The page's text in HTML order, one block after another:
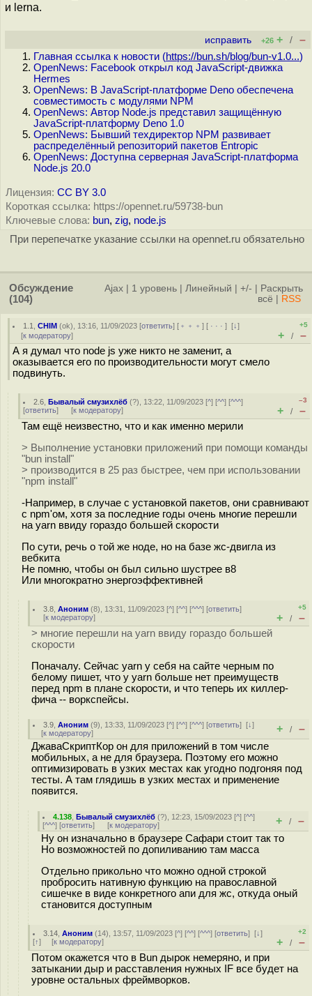
и lerna.
исправить +26 + / –
Главная ссылка к новости (https://bun.sh/blog/bun-v1.0...)
OpenNews: Facebook открыл код JavaScript-движка
Hermes
OpenNews: В JavaScript-платформе Deno обеспечена
совместимость с модулями NPM
OpenNews: Автор Node.js представил защищённую
JavaScript-платформу Deno 1.0
OpenNews: Бывший техдиректор NPM развивает
распределённый репозиторий пакетов Entropic
OpenNews: Доступна серверная JavaScript-платформа
Node.js 20.0
Лицензия: CC BY 3.0
Короткая ссылка: https://opennet.ru/59738-bun
Ключевые слова: bun, zig, node.js
При перепечатке указание ссылки на opennet.ru обязательно
Обсуждение
(104)
Ajax 1 уровень Линейный +/-
Раскрыть
всё
RSS
1.1 ,CHIM (ok), 13:16, 11/09/2023 [ответить] [ ﹢﹢﹢] [ · · ·][↓]
[к модератору]
+5
+ / –
А я думал что node js уже никто не заменит, а
оказывается его по производительности могут смело
подвинуть.
2.6 ,Бывалый смузихлёб (?), 13:22, 11/09/2023 [^] [^^] [^^^]
[ответить] [к модератору]
–3
+ / –
Там ещё неизвестно, что и как именно мерили
> Выполнение установки приложений при помощи команды
"bun install"
> производится в 25 раз быстрее, чем при использовании
"npm install"
-Например, в случае с установкой пакетов, они сравнивают
с npm'ом, хотя за последние годы очень многие перешли
на yarn ввиду гораздо большей скорости
По сути, речь о той же ноде, но на базе жс-двигла из
вебкита
Не помню, чтобы он был сильно шустрее в8
Или многократно энергоэффективней
3.8 ,Аноним (8), 13:31, 11/09/2023 [^] [^^] [^^^] [ответить]
[к модератору]
+5
+ / –
> многие перешли на yarn ввиду гораздо большей
скорости
Поначалу. Сейчас yarn у себя на сайте черным по
белому пишет, что у yarn больше нет преимуществ
перед npm в плане скорости, и что теперь их киллер-
фича -- воркспейсы.
3.9 ,Аноним (9), 13:33, 11/09/2023 [^] [^^] [^^^] [ответить][↓]
[к модератору] + / –
ДжаваСкриптКор он для приложений в том числе
мобильных, а не для браузера. Поэтому его можно
оптимизировать в узких местах как угодно подгоняя под
тесты. А там глядишь в узких местах и применение
появится.
4.138 ,Бывалый смузихлёб (?), 12:23, 15/09/2023 [^] [^^]
[^^^] [ответить] [к модератору] + / –
Ну он изначально в браузере Сафари стоит так то
Но возможностей по допиливанию там масса
Отдельно прикольно что можно одной строкой
пробросить нативную функцию на православной
сишечке в виде конкретного апи для жс, откуда оный
становится доступным
3.14 ,Аноним (14), 13:57, 11/09/2023 [^] [^^] [^^^] [ответить][↓]
[↑] [к модератору]
+2
+ / –
Потом окажется что в Bun дырок немеряно, и при
затыкании дыр и расставления нужных IF все будет на
уровне остальных фреймворков.